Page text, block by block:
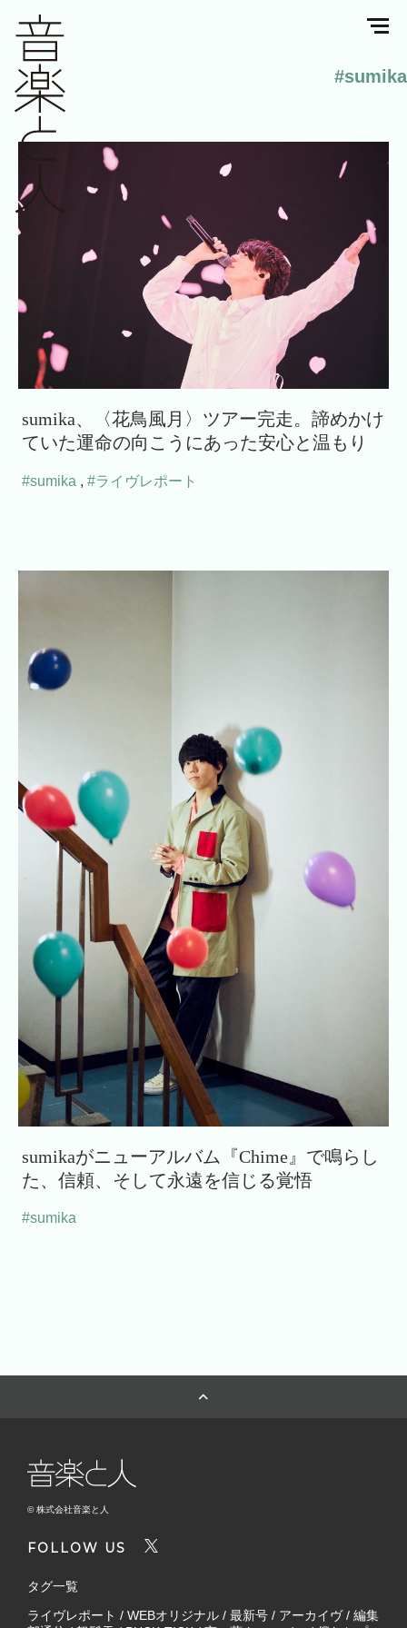
#sumika
sumika、〈花鳥風月〉ツアー完走。諦めかけ
ていた運命の向こうにあった安心と温もり
#sumika , #ライヴレポート
sumikaがニューアルバム『Chime』で鳴らし
た、信頼、そして永遠を信じる覚悟
#sumika
© 株式会社音楽と人
FOLLOW US
タグ一覧
ライヴレポート / WEBオリジナル / 最新号 / アーカイヴ/ 編集